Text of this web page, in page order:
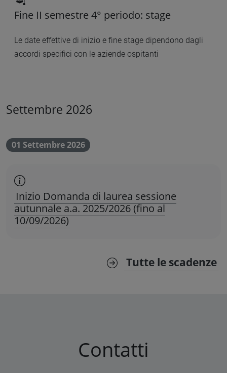
Fine II semestre 4° periodo: stage
Le date effettive di inizio e fine stage dipendono dagli
accordi specifici con le aziende ospitanti
Settembre 2026
01 Settembre 2026
scadenza amministrativa
Inizio Domanda di laurea sessione
autunnale a.a. 2025/2026 (fino al
10/09/2026)
Tutte le scadenze
Contatti